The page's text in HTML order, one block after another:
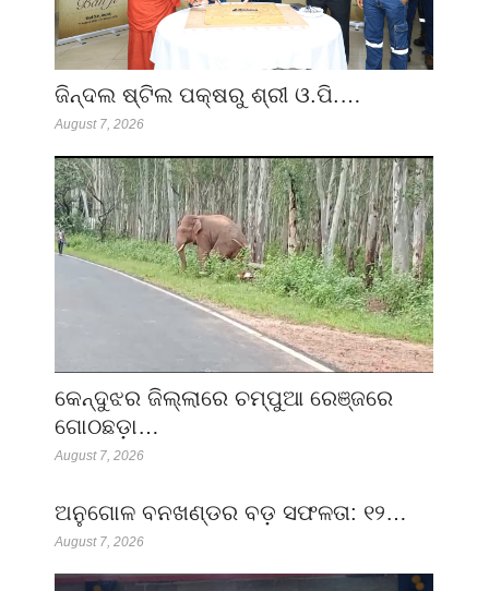
ଜିନ୍ଦଲ ଷ୍ଟିଲ ପକ୍ଷରୁ ଶ୍ରୀ ଓ.ପି.…
August 7, 2026
କେନ୍ଦୁଝର ଜିଲ୍ଲାରେ ଚମ୍ପୁଆ ରେଞ୍ଜରେ
ଗୋଠଛଡ଼ା…
August 7, 2026
ଅନୁଗୋଳ ବନଖଣ୍ଡର ବଡ଼ ସଫଳତା: ୧୨…
August 7, 2026